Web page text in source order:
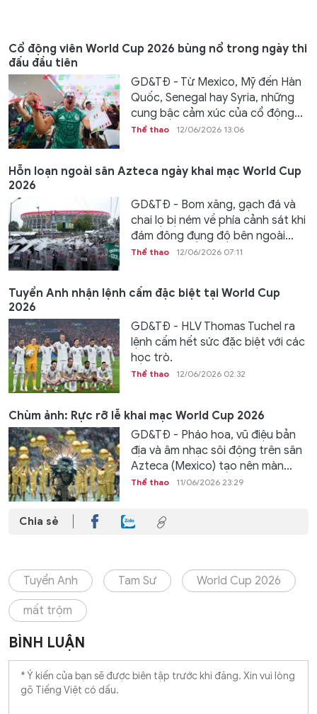
Cổ động viên World Cup 2026 bùng nổ trong ngày thi
đấu đầu tiên
GD&TĐ - Từ Mexico, Mỹ đến Hàn
Quốc, Senegal hay Syria, những
cung bậc cảm xúc của cổ động...
Thể thao 12/06/2026 13:06
Hỗn loạn ngoài sân Azteca ngày khai mạc World Cup
2026
GD&TĐ - Bom xăng, gạch đá và
chai lọ bị ném về phía cảnh sát khi
đám đông đụng độ bên ngoài...
Thể thao 12/06/2026 07:11
Tuyển Anh nhận lệnh cấm đặc biệt tại World Cup
2026
GD&TĐ - HLV Thomas Tuchel ra
lệnh cấm hết sức đặc biệt với các
học trò.
Thể thao 12/06/2026 02:32
Chùm ảnh: Rực rỡ lễ khai mạc World Cup 2026
GD&TĐ - Pháo hoa, vũ điệu bản
địa và âm nhạc sôi động trên sân
Azteca (Mexico) tạo nên màn...
Thể thao 11/06/2026 23:29
Chia sẻ
Tuyển Anh Tam Sư World Cup 2026
mất trộm
BÌNH LUẬN